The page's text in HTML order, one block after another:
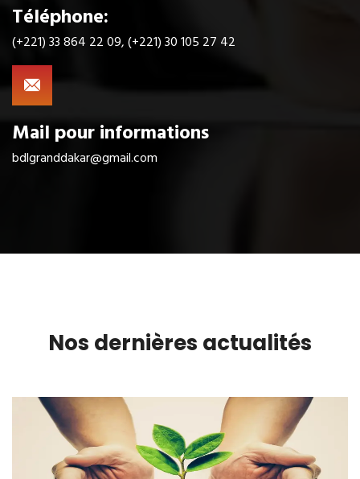
Téléphone:
(+221) 33 864 22 09, (+221) 30 105 27 42
Mail pour informations
bdlgranddakar@gmail.com
Nos dernières actualités